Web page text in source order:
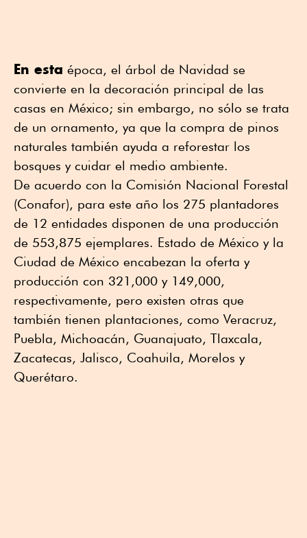
En esta época, el árbol de Navidad se
convierte en la decoración principal de las
casas en México; sin embargo, no sólo se trata
de un ornamento, ya que la compra de pinos
naturales también ayuda a reforestar los
bosques y cuidar el medio ambiente.
De acuerdo con la Comisión Nacional Forestal
(Conafor), para este año los 275 plantadores
de 12 entidades disponen de una producción
de 553,875 ejemplares. Estado de México y la
Ciudad de México encabezan la oferta y
producción con 321,000 y 149,000,
respectivamente, pero existen otras que
también tienen plantaciones, como Veracruz,
Puebla, Michoacán, Guanajuato, Tlaxcala,
Zacatecas, Jalisco, Coahuila, Morelos y
Querétaro.